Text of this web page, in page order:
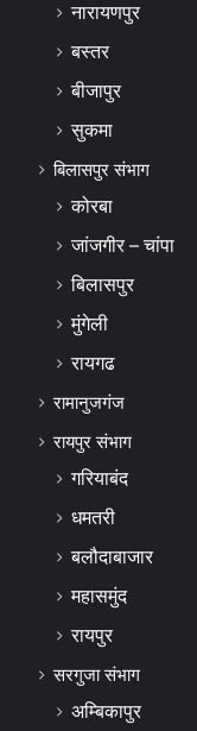
नारायणपुर
बस्तर
बीजापुर
सुकमा
बिलासपुर संभाग
कोरबा
जांजगीर – चांपा
बिलासपुर
मुंगेली
रायगढ
रामानुजगंज
रायपुर संभाग
गरियाबंद
धमतरी
बलौदाबाजार
महासमुंद
रायपुर
सरगुजा संभाग
अम्बिकापुर